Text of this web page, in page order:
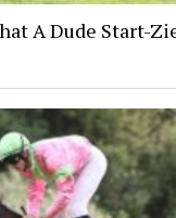
A Dude Start-